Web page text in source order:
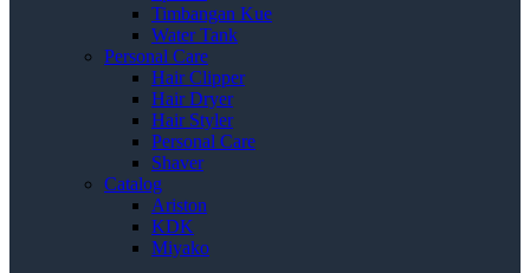
Timbangan Kue
Water Tank
Personal Care
Hair Clipper
Hair Dryer
Hair Styler
Personal Care
Shaver
Catalog
Ariston
KDK
Miyako